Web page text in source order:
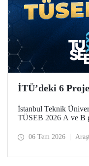
İTÜ’deki 6
İstanbul Teknik
TÜSEB 2026 A ve B
06 Tem 2026